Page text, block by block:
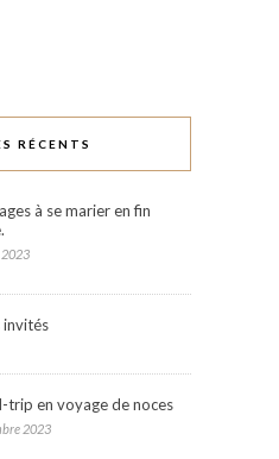
RÉCENTS
à se marier en fin
invités
trip en voyage de noces
2023